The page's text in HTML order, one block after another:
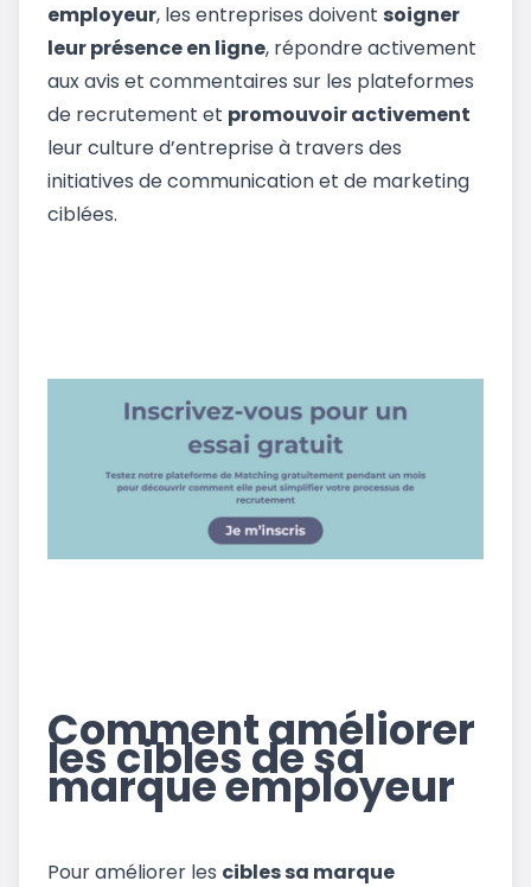
employeur, les entreprises doivent soigner
leur présence en ligne, répondre activement
aux avis et commentaires sur les plateformes
de recrutement et promouvoir activement
leur culture d’entreprise à travers des
initiatives de communication et de marketing
ciblées.
Comment améliorer
les cibles de sa
marque employeur
Pour améliorer les cibles sa marque